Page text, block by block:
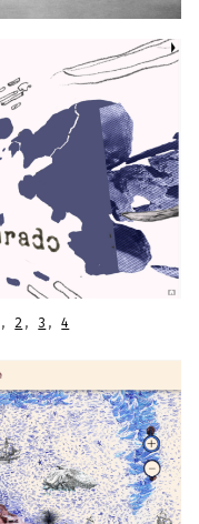
,2 , 3 ,4